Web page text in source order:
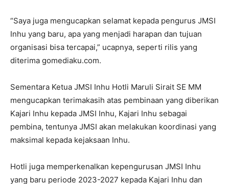
“Saya juga mengucapkan selamat kepada pengurus JMSI
Inhu yang baru, apa yang menjadi harapan dan tujuan
organisasi bisa tercapai,” ucapnya, seperti rilis yang
diterima gomediaku.com.
Sementara Ketua JMSI Inhu Hotli Maruli Sirait SE MM
mengucapkan terimakasih atas pembinaan yang diberikan
Kajari Inhu kepada JMSI Inhu, Kajari Inhu sebagai
pembina, tentunya JMSI akan melakukan koordinasi yang
maksimal kepada kejaksaan Inhu.
Hotli juga memperkenalkan kepengurusan JMSI Inhu
yang baru periode 2023-2027 kepada Kajari Inhu dan